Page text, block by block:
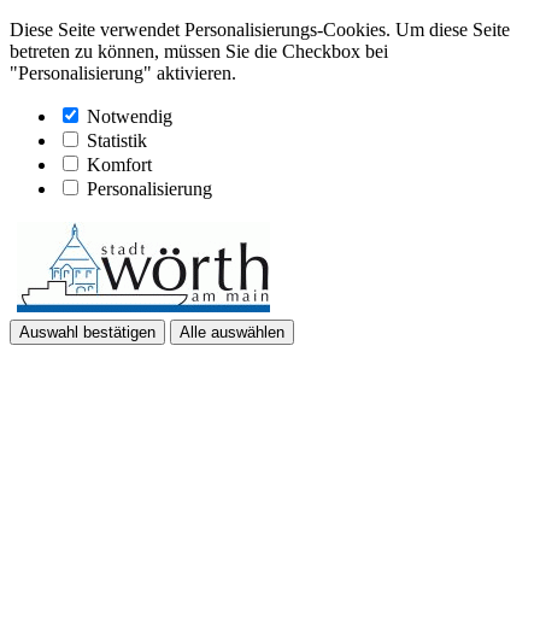
Diese Seite verwendet Personalisierungs-Cookies. Um diese Seite
betreten zu können, müssen Sie die Checkbox bei
"Personalisierung" aktivieren.
Notwendig
Statistik
Komfort
Personalisierung
Auswahl bestätigen Alle auswählen